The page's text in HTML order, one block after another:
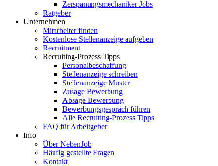
Zerspanungsmechaniker Jobs
Ratgeber
Unternehmen
Mitarbeiter finden
Kostenlose Stellenanzeige aufgeben
Recruitment
Recruiting-Prozess Tipps
Personalbeschaffung
Stellenanzeige schreiben
Stellenanzeige Muster
Zusage Bewerbung
Absage Bewerbung
Bewerbungsgespräch führen
Alle Recruiting-Prozess Tipps
FAQ für Arbeitgeber
Info
Über NebenJob
Häufig gestellte Fragen
Kontakt